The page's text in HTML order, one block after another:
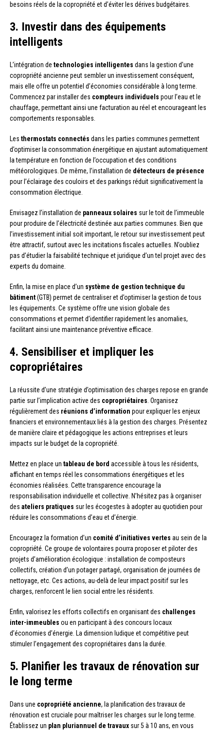
besoins réels de la copropriété et d’éviter les dérives budgétaires.
3. Investir dans des équipements
intelligents
L’intégration de technologies intelligentes dans la gestion d’une
copropriété ancienne peut sembler un investissement conséquent,
mais elle offre un potentiel d’économies considérable à long terme.
Commencez par installer des compteurs individuels pour l’eau et le
chauffage, permettant ainsi une facturation au réel et encourageant les
comportements responsables.
Les thermostats connectés dans les parties communes permettent
d’optimiser la consommation énergétique en ajustant automatiquement
la température en fonction de l’occupation et des conditions
météorologiques. De même, l’installation de détecteurs de présence
pour l’éclairage des couloirs et des parkings réduit significativement la
consommation électrique.
Envisagez l’installation de panneaux solaires sur le toit de l’immeuble
pour produire de l’électricité destinée aux parties communes. Bien que
l’investissement initial soit important, le retour sur investissement peut
être attractif, surtout avec les incitations fiscales actuelles. N’oubliez
pas d’étudier la faisabilité technique et juridique d’un tel projet avec des
experts du domaine.
Enfin, la mise en place d’un système de gestion technique du
bâtiment(GTB) permet de centraliser et d’optimiser la gestion de tous
les équipements. Ce système offre une vision globale des
consommations et permet d’identifier rapidement les anomalies,
facilitant ainsi une maintenance préventive efficace.
4. Sensibiliser et impliquer les
copropriétaires
La réussite d’une stratégie d’optimisation des charges repose en grande
partie sur l’implication active des copropriétaires . Organisez
régulièrement des réunions d’information pour expliquer les enjeux
financiers et environnementaux liés à la gestion des charges. Présentez
de manière claire et pédagogique les actions entreprises et leurs
impacts sur le budget de la copropriété.
Mettez en place un tableau de bord accessible à tous les résidents,
affichant en temps réel les consommations énergétiques et les
économies réalisées. Cette transparence encourage la
responsabilisation individuelle et collective. N’hésitez pas à organiser
des ateliers pratiques sur les écogestes à adopter au quotidien pour
réduire les consommations d’eau et d’énergie.
Encouragez la formation d’un comité d’initiatives vertes au sein de la
copropriété. Ce groupe de volontaires pourra proposer et piloter des
projets d’amélioration écologique : installation de composteurs
collectifs, création d’un potager partagé, organisation de journées de
nettoyage, etc. Ces actions, au-delà de leur impact positif sur les
charges, renforcent le lien social entre les résidents.
Enfin, valorisez les efforts collectifs en organisant des challenges
inter-immeubles ou en participant à des concours locaux
d’économies d’énergie. La dimension ludique et compétitive peut
stimuler l’engagement des copropriétaires dans la durée.
5. Planifier les travaux de rénovation sur
le long terme
Dans une copropriété ancienne, la planification des travaux de
rénovation est cruciale pour maîtriser les charges sur le long terme.
Établissez un plan pluriannuel de travaux sur 5 à 10 ans, en vous